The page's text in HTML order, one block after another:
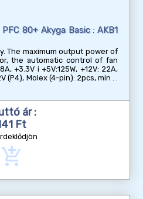
80+ Akyga Basic : AKB1
The maximum output power of
the automatic control of fan
+3.3V i +5V:125W, +12V: 22A,
(P4), Molex (4-pin): 2pcs, min
ár :
Ft
add_shopping_cart